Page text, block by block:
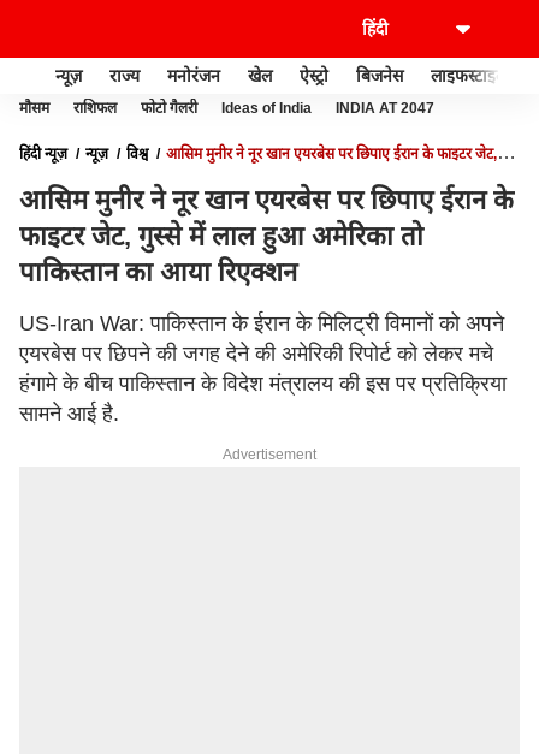
न्यूज़ राज्य मनोरंजन खेल ऐस्ट्रो बिजनेस लाइफस्टाइल
मौसम राशिफल फोटो गैलरी Ideas of India INDIA AT 2047
हिंदी न्यूज़ न्यूज़ विश्व
आसिम मुनीर ने नूर खान एयरबेस पर छिपाए ईरान के फाइटर जेट,
आसिम मुनीर ने नूर खान एयरबेस पर छिपाए ईरान के
फाइटर जेट, गुस्से में लाल हुआ अमेरिका तो
पाकिस्तान का आया रिएक्शन
US-Iran War: पाकिस्तान के ईरान के मिलिट्री विमानों को अपने
एयरबेस पर छिपने की जगह देने की अमेरिकी रिपोर्ट को लेकर मचे
हंगामे के बीच पाकिस्तान के विदेश मंत्रालय की इस पर प्रतिक्रिया
सामने आई है.
Advertisement